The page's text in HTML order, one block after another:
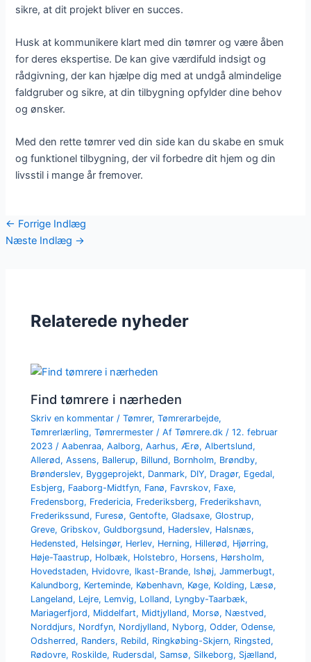
sikre, at dit projekt bliver en succes.
Husk at kommunikere klart med din tømrer og være åben
for deres ekspertise. De kan give værdifuld indsigt og
rådgivning, der kan hjælpe dig med at undgå almindelige
faldgruber og sikre, at din tilbygning opfylder dine behov
og ønsker.
Med den rette tømrer ved din side kan du skabe en smuk
og funktionel tilbygning, der vil forbedre dit hjem og din
livsstil i mange år fremover.
← Forrige Indlæg
Næste Indlæg →
Relaterede nyheder
Find tømrere i nærheden
Skriv en kommentar /Tømrer,Tømrerarbejde,
Tømrerlærling,Tømrermester / AfTømrere.dk /12. februar
2023 /Aabenraa,Aalborg,Aarhus, Ærø,Albertslund,
Allerød,Assens, Ballerup, Billund, Bornholm, Brøndby,
Brønderslev, Byggeprojekt, Danmark, DIY, Dragør, Egedal,
Esbjerg, Faaborg-Midtfyn, Fanø, Favrskov, Faxe,
Fredensborg, Fredericia, Frederiksberg, Frederikshavn,
Frederikssund, Furesø,Gentofte,Gladsaxe,Glostrup,
Greve,Gribskov,Guldborgsund, Haderslev, Halsnæs,
Hedensted, Helsingør, Herlev, Herning, Hillerød, Hjørring,
Høje-Taastrup, Holbæk, Holstebro, Horsens, Hørsholm,
Hovedstaden, Hvidovre, Ikast-Brande, Ishøj,Jammerbugt,
Kalundborg, Kerteminde, København, Køge, Kolding, Læsø,
Langeland, Lejre, Lemvig, Lolland, Lyngby-Taarbæk,
Mariagerfjord, Middelfart, Midtjylland, Morsø, Næstved,
Norddjurs, Nordfyn, Nordjylland, Nyborg,Odder,Odense,
Odsherred, Randers, Rebild, Ringkøbing-Skjern, Ringsted,
Rødovre, Roskilde, Rudersdal, Samsø, Silkeborg, Sjælland,